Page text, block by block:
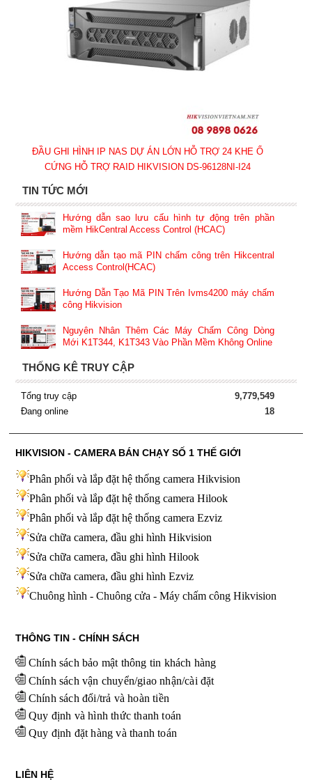
ĐẦU GHI HÌNH IP NAS DỰ ÁN LỚN HỖ TRỢ 24 KHE Ổ
CỨNG HỖ TRỢ RAID HIKVISION DS-96128NI-I24
TIN TỨC MỚI
Hướng dẫn sao lưu cấu hình tự động trên phần
mềm HikCentral Access Control (HCAC)
Hướng dẫn tạo mã PIN chấm công trên Hikcentral
Access Control(HCAC)
Hướng Dẫn Tạo Mã PIN Trên Ivms4200 máy chấm
công Hikvision
Nguyên Nhân Thêm Các Máy Chấm Công Dòng
Mới K1T344, K1T343 Vào Phần Mềm Không Online
THỐNG KÊ TRUY CẬP
Tổng truy cập
9,779,549
Đang online
18
HIKVISION - CAMERA BÁN CHẠY SỐ 1 THẾ GIỚI
Phân phối và lắp đặt hệ thống camera Hikvision
Phân phối và lắp đặt hệ thống camera Hilook
Phân phối và lắp đặt hệ thống camera Ezviz
Sửa chữa camera, đầu ghi hình Hikvision
Sửa chữa camera, đầu ghi hình Hilook
Sửa chữa camera, đầu ghi hình Ezviz
Chuông hình - Chuông cửa - Máy chấm công Hikvision
THÔNG TIN - CHÍNH SÁCH
Chính sách bảo mật thông tin khách hàng
Chính sách vận chuyển/giao nhận/cài đặt
Chính sách đổi/trả và hoàn tiền
Quy định và hình thức thanh toán
Quy định đặt hàng và thanh toán
LIÊN HỆ